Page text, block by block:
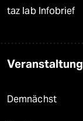
taz lab Infobrief
Demnächst